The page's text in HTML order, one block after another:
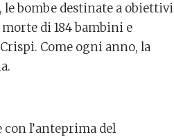
le bombe destinate a obiettivi
di 184 bambini e
Come ogni anno, la
l’anteprima del